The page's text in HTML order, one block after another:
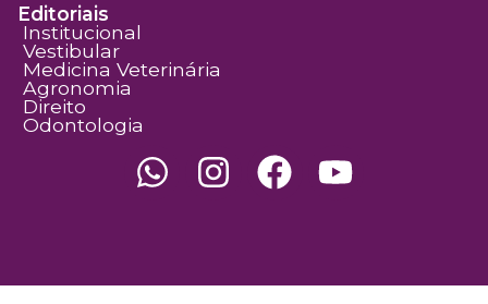
Editoriais
Institucional
Vestibular
Medicina Veterinária
Agronomia
Direito
Odontologia